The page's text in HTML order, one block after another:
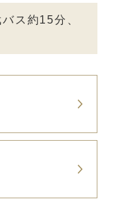
ス約15分、